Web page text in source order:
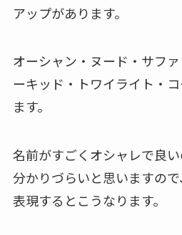
アップがあります。
オーシャン・ヌード・サフ
ーキッド・トワイライト・
ます。
名前がすごくオシャレで良
分かりづらいと思いますの
表現するとこうなります。